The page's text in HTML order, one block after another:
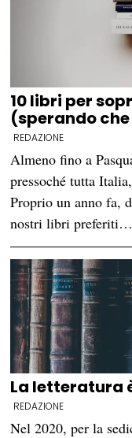
10 libri per
(sperando
REDAZIONE
Almeno fino a
pressoché tutta
Proprio un anno fa,
nostri libri preferiti…
La letteratura
REDAZIONE
Nel 2020, per la